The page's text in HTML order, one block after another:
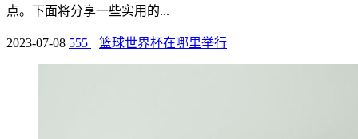
点。下面将分享一些实用的...
2023-07-08 555 篮球世界杯在哪里举行